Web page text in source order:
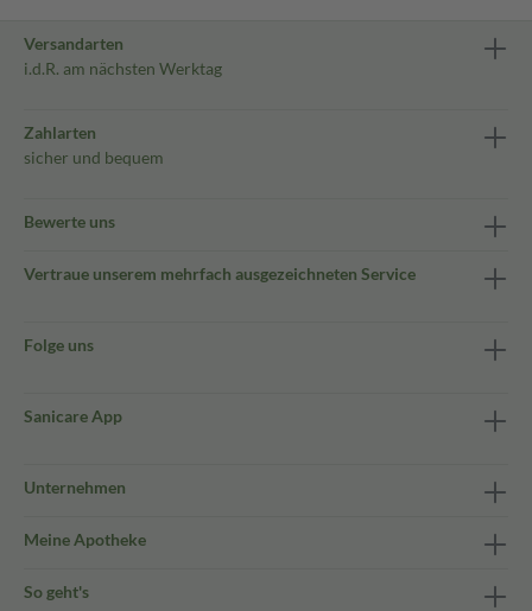
Versandarten
i.d.R. am nächsten Werktag
Zahlarten
sicher und bequem
Bewerte uns
Vertraue unserem mehrfach ausgezeichneten Service
Folge uns
Sanicare App
Unternehmen
Meine Apotheke
So geht's